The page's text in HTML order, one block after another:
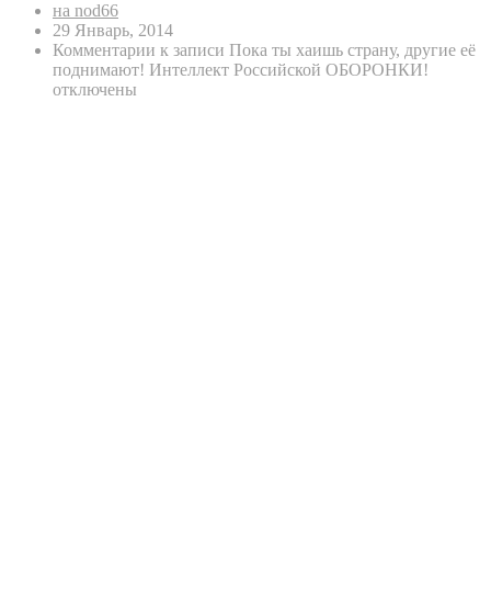
на nod66
29 Январь, 2014
Комментарии к записи Пока ты хаишь страну, другие её
поднимают! Интеллект Российской ОБОРОНКИ!
отключены